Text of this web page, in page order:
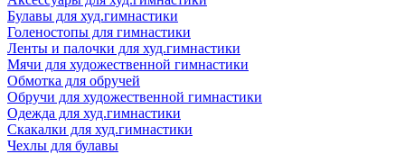
Булавы для худ.гимнастики
Голеностопы для гимнастики
Ленты и палочки для худ.гимнастики
Мячи для художественной гимнастики
Обмотка для обручей
Обручи для художественной гимнастики
Одежда для худ.гимнастики
Скакалки для худ.гимнастики
Чехлы для булавы